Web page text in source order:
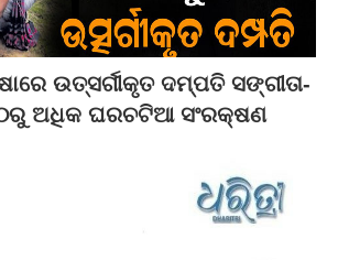
ଉତ୍ସର୍ଗୀକୃତ ଦମ୍ପତି ସଙ୍ଗୀତା-
ଅଧିକ ଘରଚଟିଆ ସଂରକ୍ଷଣ